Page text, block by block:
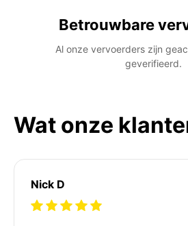
Betrouwbare
Al onze vervoerders zijn
geverifieerd.
Wat onze
Nick D